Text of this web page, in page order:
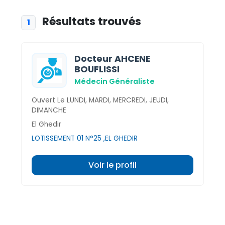
1 Résultats trouvés
Docteur AHCENE
BOUFLISSI
Médecin Généraliste
Ouvert Le LUNDI, MARDI, MERCREDI, JEUDI,
DIMANCHE
El Ghedir
LOTISSEMENT 01 N°25 ,EL GHEDIR
Voir le profil